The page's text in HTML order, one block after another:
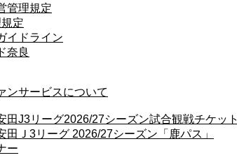
て
ィーア）
ー企業
管理規定
定
イドライン
奈良
ンサービスについて
田J3リーグ2026/27シーズン試合観戦チケット
田Ｊ3リーグ 2026/27シーズン「鹿パス」
ー